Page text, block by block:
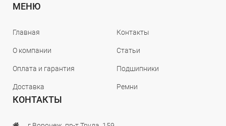
МЕНЮ
Главная
О компании
Оплата и гарантия
Доставка
Контакты
Статьи
Подшипники
Ремни
КОНТАКТЫ